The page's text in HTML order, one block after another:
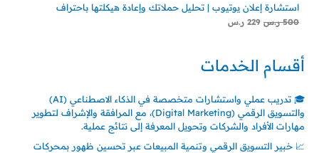
استشارة إعلان يوتيوب | تحليل حملاتك وإعادة هيكلتها باحتراف
500 ر.س 229 ر.س
أقسام الخدمات
🎓 تدريب عملي واستشارات متخصصة في الذكاء الاصطناعي (AI)
والتسويق الرقمي (Digital Marketing)، مع المرافقة والإشراف لتطوير
مهارات الأفراد والشركات وتحويل المعرفة إلى نتائج عملية.
📈 خبير التسويق الرقمي وتنمية المبيعات عبر تحسين ظهور بمحركات